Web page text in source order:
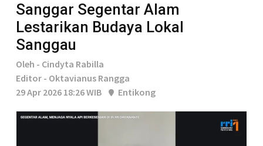
Sanggar Segentar Alam
Lestarikan Budaya Lokal
Sanggau
Oleh - Cindyta Rabilla
Editor - Oktavianus Rangga
29 Apr 2026 18:26 WIB
Entikong